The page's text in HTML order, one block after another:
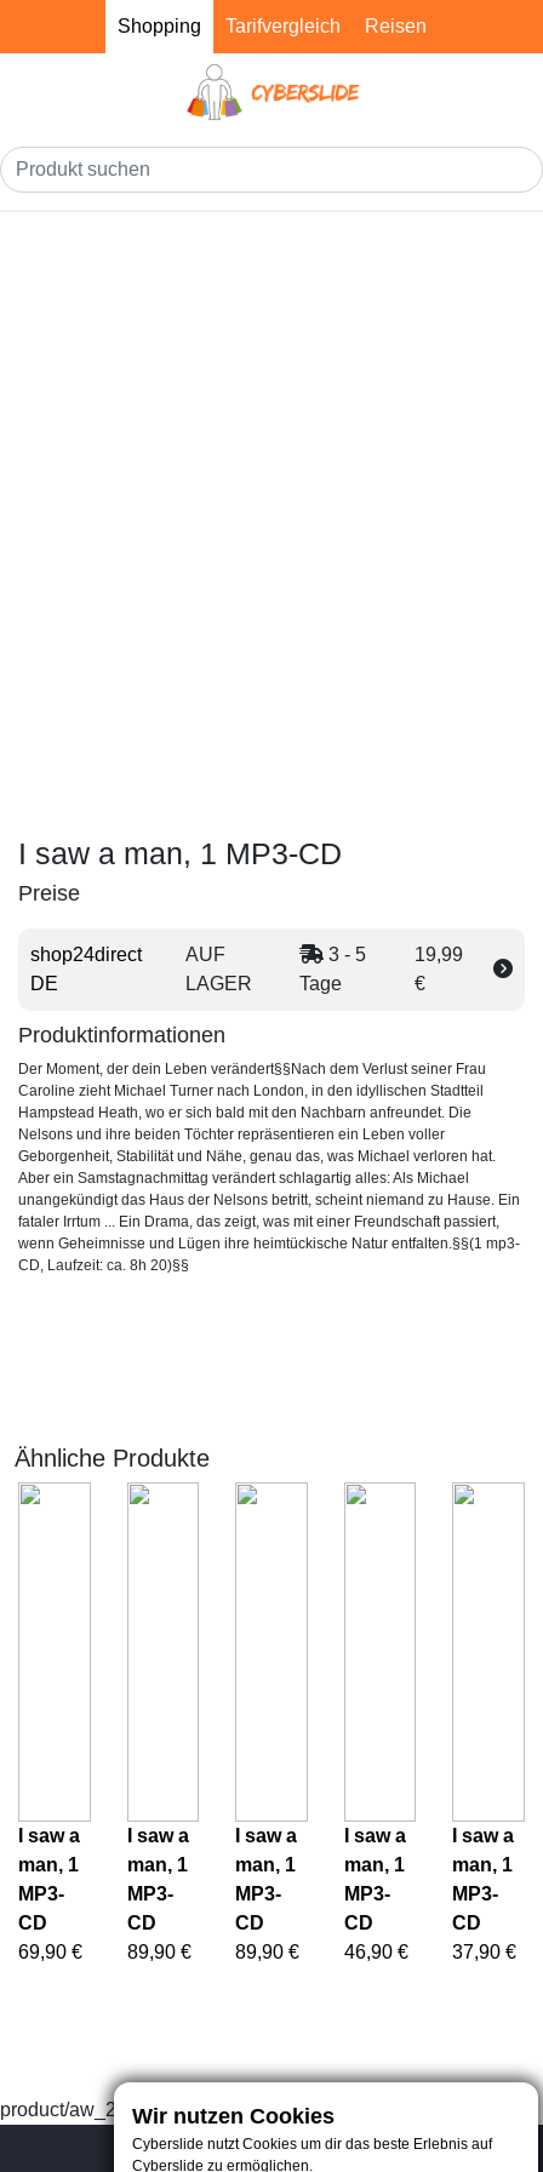
Shopping Tarifvergleich Reisen
I saw a man, 1 MP3-CD
Preise
shop24direct
DE
AUF
LAGER
3 - 5
Tage
19,99
€
Produktinformationen
Der Moment, der dein Leben verändert§§Nach dem Verlust seiner Frau
Caroline zieht Michael Turner nach London, in den idyllischen Stadtteil
Hampstead Heath, wo er sich bald mit den Nachbarn anfreundet. Die
Nelsons und ihre beiden Töchter repräsentieren ein Leben voller
Geborgenheit, Stabilität und Nähe, genau das, was Michael verloren hat.
Aber ein Samstagnachmittag verändert schlagartig alles: Als Michael
unangekündigt das Haus der Nelsons betritt, scheint niemand zu Hause. Ein
fataler Irrtum ... Ein Drama, das zeigt, was mit einer Freundschaft passiert,
wenn Geheimnisse und Lügen ihre heimtückische Natur entfalten.§§(1 mp3-
CD, Laufzeit: ca. 8h 20)§§
Ähnliche Produkte
I saw a
man, 1
MP3-
CD
69,90 €
I saw a
man, 1
MP3-
CD
89,90 €
I saw a
man, 1
MP3-
CD
89,90 €
I saw a
man, 1
MP3-
CD
46,90 €
I saw a
man, 1
MP3-
CD
37,90 €
product/aw_21844301125Wir nutzen Cookies
Cyberslide nutzt Cookies um dir das beste Erlebnis auf
Cyberslide zu ermöglichen.